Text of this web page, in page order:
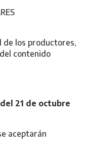
de los productores,
contenido
21 de octubre
aceptarán